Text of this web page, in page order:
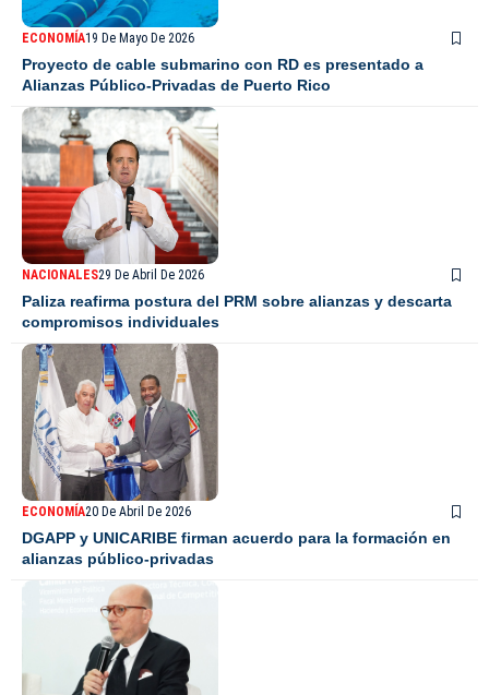
ECONOMÍA19 De Mayo De 2026
Proyecto de cable submarino con RD es presentado a
Alianzas Público-Privadas de Puerto Rico
NACIONALES29 De Abril De 2026
Paliza reafirma postura del PRM sobre alianzas y descarta
compromisos individuales
ECONOMÍA20 De Abril De 2026
DGAPP y UNICARIBE firman acuerdo para la formación en
alianzas público-privadas